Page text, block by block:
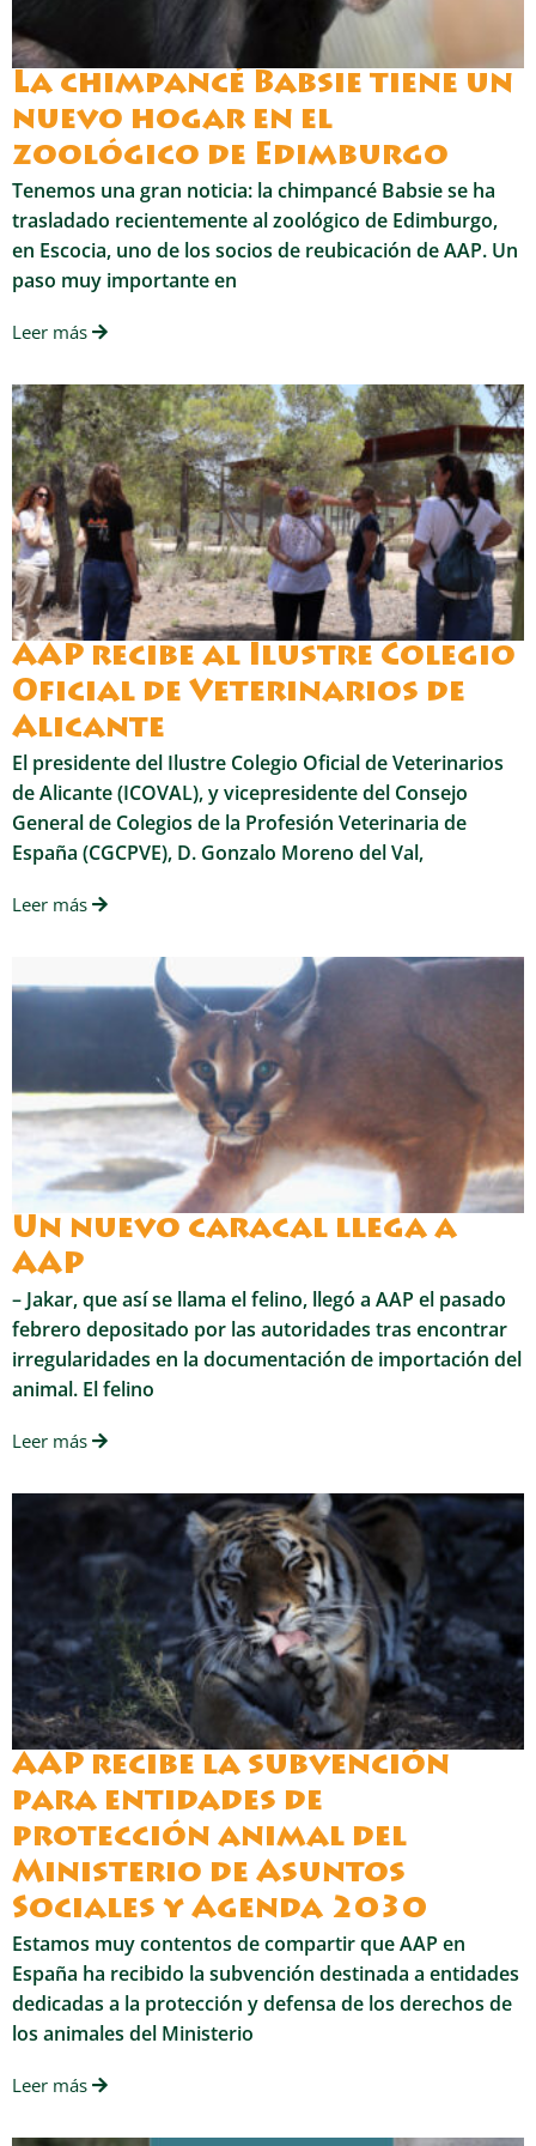
La chimpancé Babsie tiene un
nuevo hogar en el
zoológico de Edimburgo
Tenemos una gran noticia: la chimpancé Babsie se ha
trasladado recientemente al zoológico de Edimburgo,
en Escocia, uno de los socios de reubicación de AAP. Un
paso muy importante en
Leer más
AAP recibe al Ilustre Colegio
Oficial de Veterinarios de
Alicante
El presidente del Ilustre Colegio Oficial de Veterinarios
de Alicante (ICOVAL), y vicepresidente del Consejo
General de Colegios de la Profesión Veterinaria de
España (CGCPVE), D. Gonzalo Moreno del Val,
Leer más
Un nuevo caracal llega a
AAP
– Jakar, que así se llama el felino, llegó a AAP el pasado
febrero depositado por las autoridades tras encontrar
irregularidades en la documentación de importación del
animal. El felino
Leer más
AAP recibe la subvención
para entidades de
protección animal del
Ministerio de Asuntos
Sociales y Agenda 2030
Estamos muy contentos de compartir que AAP en
España ha recibido la subvención destinada a entidades
dedicadas a la protección y defensa de los derechos de
los animales del Ministerio
Leer más